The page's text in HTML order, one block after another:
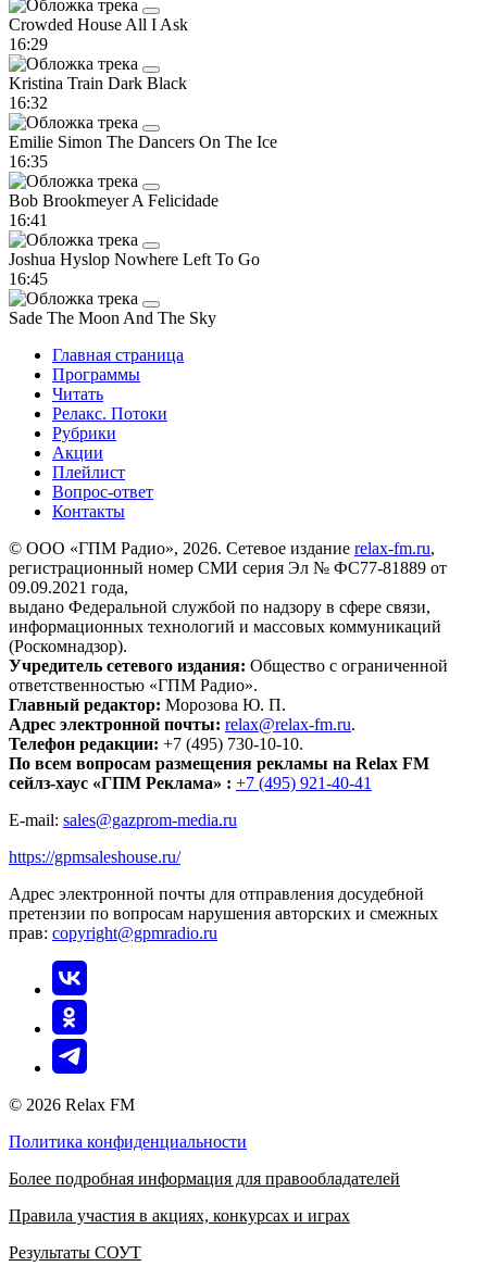
Crowded House All I Ask
16:29
Kristina Train Dark Black
16:32
Emilie Simon The Dancers On The Ice
16:35
Bob BrookmeyerA Felicidade
16:41
Joshua Hyslop Nowhere Left To Go
16:45
Sade The Moon And The Sky
Главная страница
Программы
Читать
Релакс. Потоки
Рубрики
Акции
Плейлист
Вопрос-ответ
Контакты
© ООО «ГПМ Радио», 2026. Сетевое издание relax-fm.ru,
регистрационный номер СМИ серия Эл № ФС77-81889 от
09.09.2021 года,
выдано Федеральной службой по надзору в сфере связи,
информационных технологий и массовых коммуникаций
(Роскомнадзор).
Учредитель сетевого издания: Общество с ограниченной
ответственностью «ГПМ Радио».
Главный редактор: Морозова Ю. П.
Адрес электронной почты: relax@relax-fm.ru.
Телефон редакции: +7 (495) 730-10-10.
По всем вопросам размещения рекламы на Relax FM
сейлз-хаус «ГПМ Реклама» : +7 (495) 921-40-41
E-mail: sales@gazprom-media.ru
https://gpmsaleshouse.ru/
Адрес электронной почты для отправления досудебной
претензии по вопросам нарушения авторских и смежных
прав: copyright@gpmradio.ru
© 2026 Relax FM
Политика конфиденциальности
Более подробная информация для правообладателей
Правила участия в акциях, конкурсах и играх
Результаты СОУТ